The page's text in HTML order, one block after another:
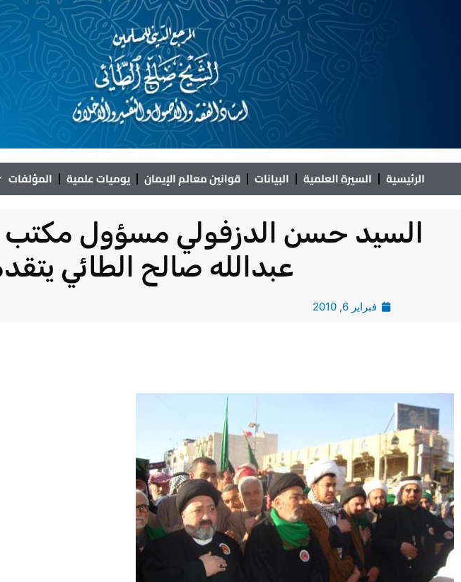
الرئيسية السيرة العلمية البيانات قوانين معالم الإيمان يوميات علمية المؤلفات
السيد حسن الدزفولي مسؤول مكتب
عبدالله صالح الطائي
فبراير 6, 2010